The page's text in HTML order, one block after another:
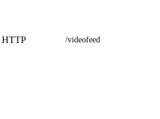
HTTP /videofeed